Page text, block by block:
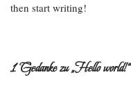
then start writing!
1 Gedanke zu „Hello world!“